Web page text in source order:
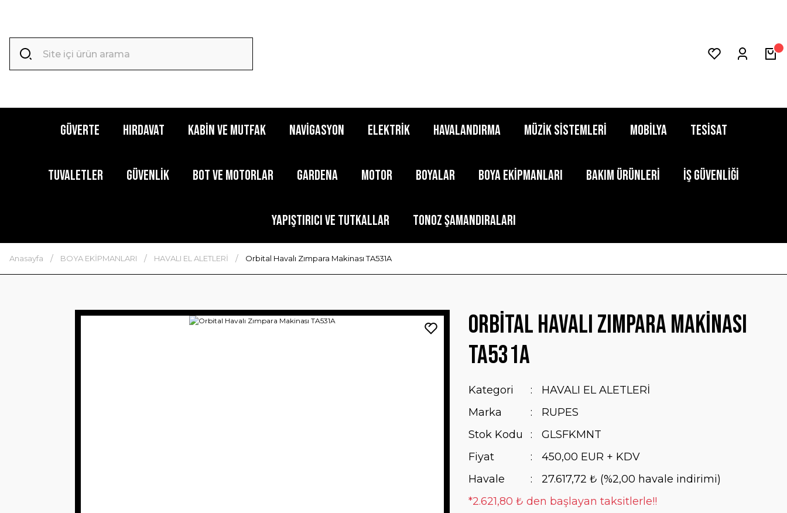
GÜVERTE HIRDAVAT KABİN ve MUTFAK NAVİGASYON ELEKTRİK HAVALANDIRMA MÜZİK SİSTEMLERİ MOBİLYA TESİSAT
TUVALETLER GÜVENLİK BOT ve MOTORLAR GARDENA MOTOR BOYALAR BOYA EKİPMANLARI BAKIM ÜRÜNLERİ İŞ GÜVENLİĞİ
YAPIŞTIRICI ve TUTKALLAR TONOZ ŞAMANDIRALARI
Anasayfa BOYA EKİPMANLARI HAVALI EL ALETLERİ Orbital Havalı Zımpara Makinası TA531A
Orbital Havalı Zımpara Makinası
TA531A
Kategori
HAVALI EL ALETLERİ
Marka
RUPES
Stok Kodu
GLSFKMNT
Fiyat
450,00 EUR + KDV
Havale
27.617,72 ₺ (%2,00 havale indirimi)
*2.621,80 ₺ den başlayan taksitlerle!!